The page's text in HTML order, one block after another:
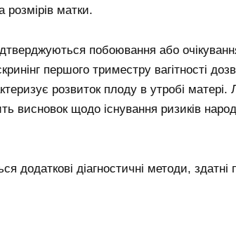
матки.
побоювання або
першого триместру вагітності
розвиток плоду в утробі матері.
висновок щодо існування ризиків
додаткові діагностичні методи, здатні